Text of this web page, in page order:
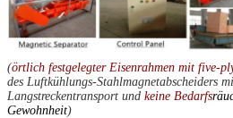
(örtlich festgelegter Eisenrahmen mit five-
des Luftkühlungs-Stahlmagnetabscheiders
Langstreckentransport und keine Bedarfs
Gewohnheit)